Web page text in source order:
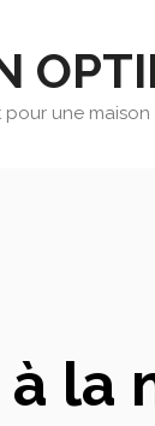
une maison
la